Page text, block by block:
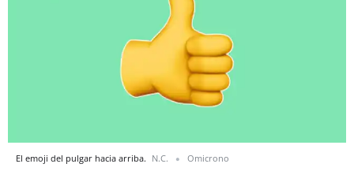
El emoji del pulgar hacia arriba. N.C. Omicrono